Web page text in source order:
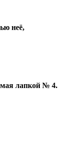
неё,
лапкой № 4.